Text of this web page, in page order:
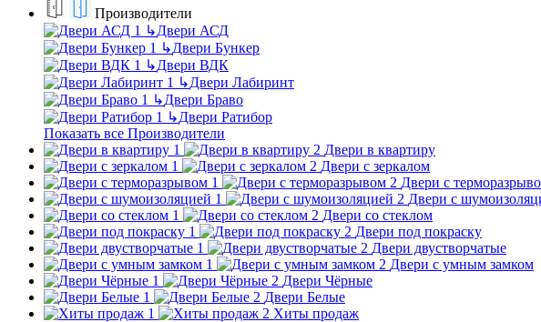
Производители
↳Двери АСД
↳Двери Бункер
↳Двери ВДК
↳Двери Лабиринт
↳Двери Браво
↳Двери Ратибор
Показать все Производители
Двери в квартиру
Двери с зеркалом
Двери с
Двери с
Двери со стеклом
Двери под покраску
Двери двустворчатые
Двери с умным замком
Двери Чёрные
Двери Белые
Хиты продаж